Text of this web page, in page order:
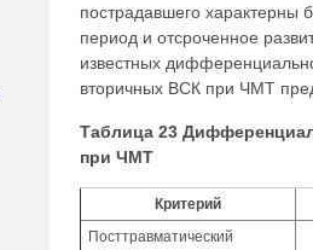
пострадавшего характерны
период и отсроченное
известных
вторичных ВСК при ЧМТ
Таблица 23
при ЧМТ
Критерий
Посттравматический